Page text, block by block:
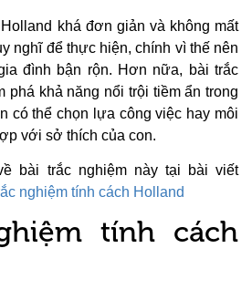
khá đơn giản và không mất
nghĩ để thực hiện, chính vì thế nên
đình bận rộn. Hơn nữa, bài trắc
phá khả năng nổi trội tiềm ẩn trong
có thể chọn lựa công việc hay môi
với sở thích của con.
bài trắc nghiệm này tại bài viết
nghiệm tính cách Holland
tính cách